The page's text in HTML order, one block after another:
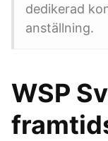
dedikerad
anställning.
WSP